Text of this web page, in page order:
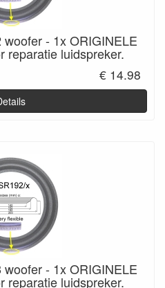
- 1x ORIGINELE
reparatie luidspreker.
€ 14.98
- 1x ORIGINELE
reparatie luidspreker.